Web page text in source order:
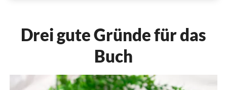
Drei gute Gründe für das
Buch